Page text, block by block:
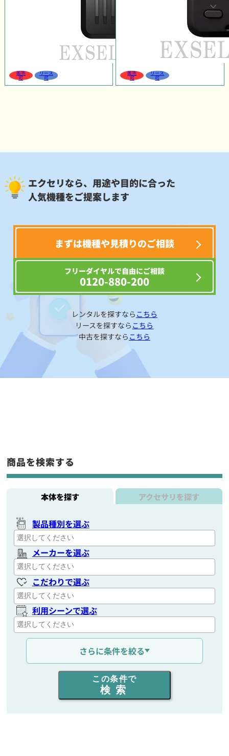
販売
可
リース
可
販売
可
リース
可
エクセリなら、用途や目的に合った
人気機種をご提案します
まずは機種や見積りのご相談
フリーダイヤルで自由にご相談
0120-880-200
レンタルを探すなら こちら
リースを探すなら こちら
中古を探すなら こちら
商品を検索する
本体を探す アクセサリを探す
製品種別を選ぶ
メーカーを選ぶ
こだわりで選ぶ
利用シーンで選ぶ
通信距離を選ぶ
出力を選ぶ
同時通話人数を選ぶ
さらに条件を絞る
この条件で
検索